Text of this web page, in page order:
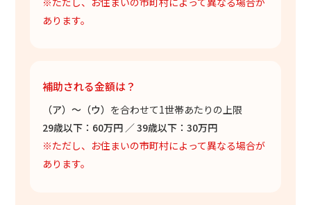
あります。
補助される金額は？
（ア）～（ウ） を合わせて1世帯あたりの上限
29歳以下：60万円 ／ 39歳以下：30万円
※ただし、お住まいの市町村によって異なる場合が
あります。